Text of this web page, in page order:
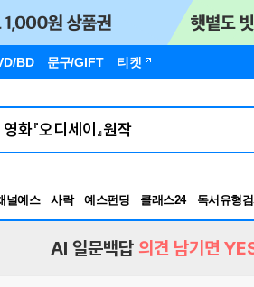
BD 문구/GIFT 티켓
널예스 사락 예스펀딩 클래스24
독서유형
RBTI Lab
AI 일문백답 의견 남기면